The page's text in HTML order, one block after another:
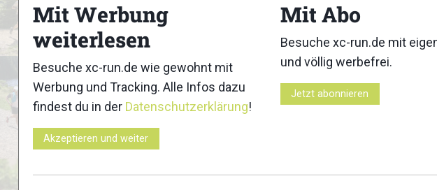
47 49
52
Mit Werbung
weiterlesen
Besuche xc-run.de wie gewohnt mit
Werbung und Tracking. Alle Infos dazu
findest du in der Datenschutzerklärung!
Akzeptieren und weiter
Mit Abo
Besuche xc-run.de mit
und völlig werbefrei.
Jetzt abonnieren